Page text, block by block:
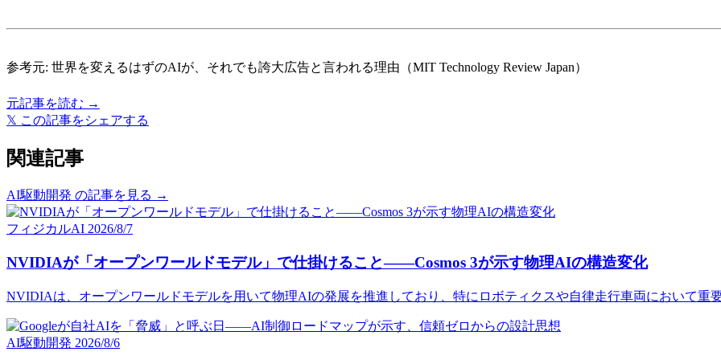
参考元: 世界を変えるはずのAIが、それでも誇大広告と言われる理由（MIT Technology Review Japan）
元記事を読む →
𝕏 この記事をシェアする
関連記事
AI駆動開発 の記事を見る →
フィジカルAI 2026/8/7
NVIDIAが「オープンワールドモデル」で仕掛けること——Cosmos 3が示す物理AIの構造変化
NVIDIAは、オープンワールドモデルを用いて物理AIの発展を推進しており、特にロボティクスや自律走行車両において重
AI駆動開発 2026/8/6